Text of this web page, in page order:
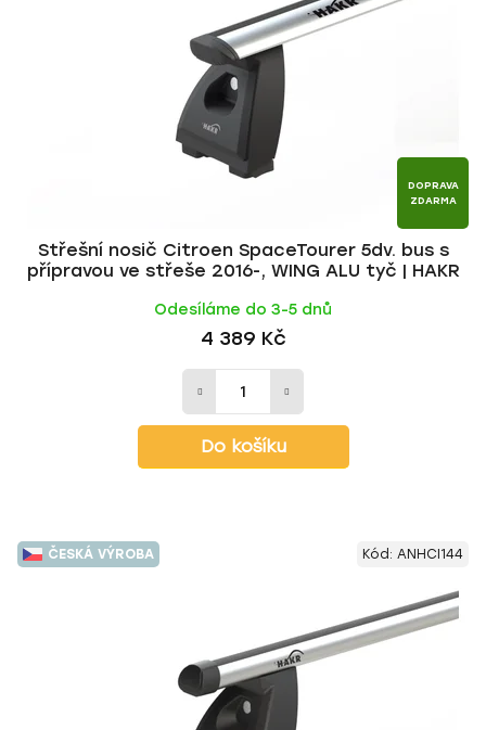
DOPRAVA
ZDARMA
Střešní nosič Citroen SpaceTourer 5dv. bus s
přípravou ve střeše 2016-, WING ALU tyč | HAKR
Odesíláme do 3-5 dnů
4 389 Kč
Do košíku
ČESKÁ VÝROBA Kód: ANHCI144